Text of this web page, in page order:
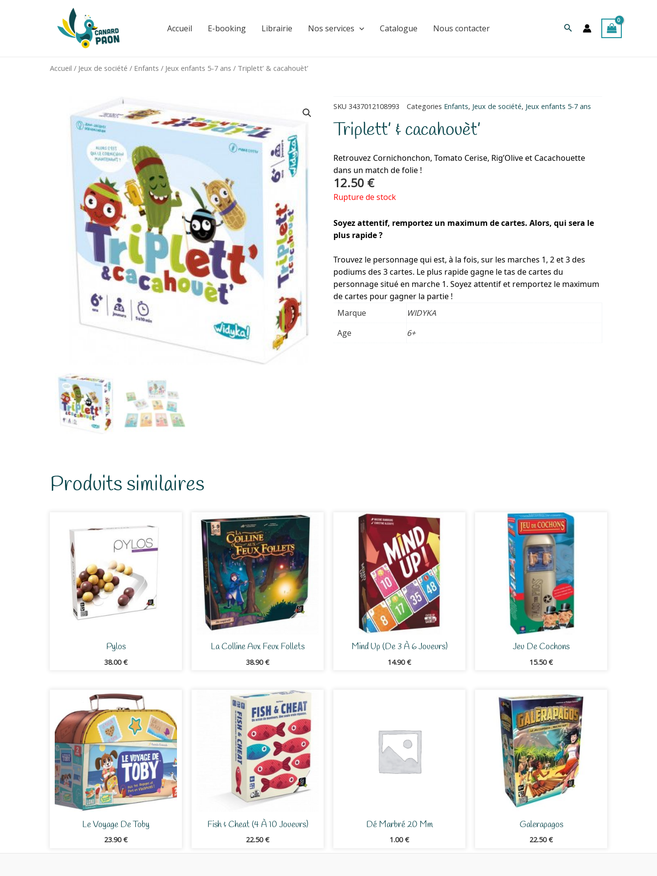
Accueil E-booking Librairie Nos services Catalogue Nous contacter Rechercher
Accueil / Jeux de société / Enfants / Jeux enfants 5-7 ans / Triplett’ & cacahouèt’
SKU 3437012108993 Categories Enfants, Jeux de société, Jeux enfants 5-7 ans
Triplett’ & cacahouèt’
Retrouvez Cornichonchon, Tomato Cerise, Rig’Olive et Cacachouette
dans un match de folie !
12.50 €
Rupture de stock
Soyez attentif, remportez un maximum de cartes. Alors, qui sera le
plus rapide ?
Trouvez le personnage qui est, à la fois, sur les marches 1, 2 et 3 des
podiums des 3 cartes. Le plus rapide gagne le tas de cartes du
personnage situé en marche 1. Soyez attentif et remportez le maximum
de cartes pour gagner la partie !
Marque
WIDYKA
Age
6+
Produits similaires
Pylos
38.00€
La Colline Aux Feux Follets
38.90€
Mind Up (de 3 À 6 Joueurs)
14.90€
Jeu De Cochons
15.50€
Le Voyage De Toby
23.90€
Fish & Cheat (4 À 10 Joueurs)
22.50€
Dé Marbré 20 Mm
1.00€
Galerapagos
22.50€